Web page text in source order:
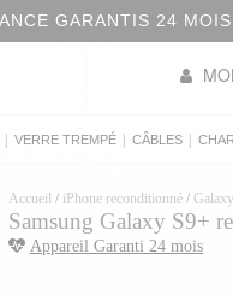
GARANTIS 24 MOIS
VERRE TREMPÉ CÂBLES
Accueil / iPhone reconditionné /
Samsung Galaxy S9+
Appareil Garanti 24 mois